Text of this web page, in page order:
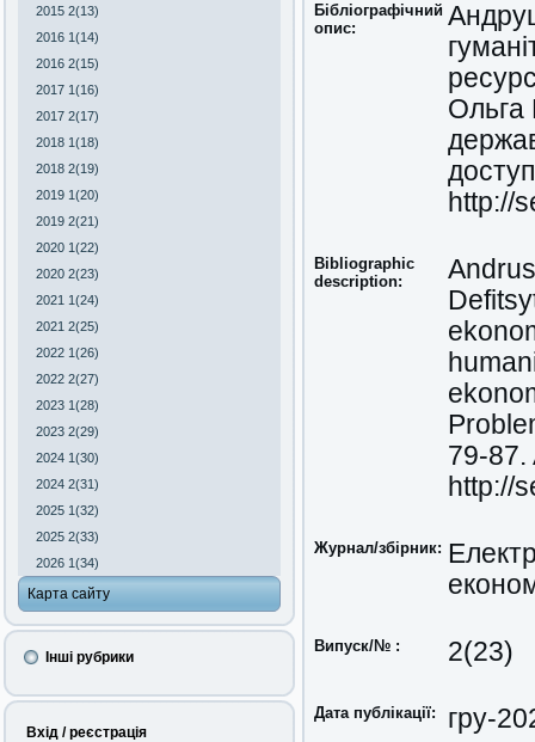
2015 2(13)
2016 1(14)
2016 2(15)
2017 1(16)
2017 2(17)
2018 1(18)
2018 2(19)
2019 1(20)
2019 2(21)
2020 1(22)
2020 2(23)
2021 1(24)
2021 2(25)
2022 1(26)
2022 2(27)
2023 1(28)
2023 2(29)
2024 1(30)
2024 2(31)
2025 1(32)
2025 2(33)
2026 1(34)
Карта сайту
Інші рубрики
Вхід / реєстрація
Бібліографічний
опис:
Ольга
http://
Bibliographic
description:
79-87.
http://
Журнал/збірник:
Випуск/№ : 2(23)
Дата публікації: гру-